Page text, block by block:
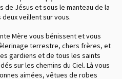
de Jésus et sous le manteau de la
deux veillent sur vous.
Mère vous bénissent et vous
terrestre, chers frères, et
gardiens et de tous les saints
sur les chemins du Ciel. Là vous
aimées, vêtues de robes